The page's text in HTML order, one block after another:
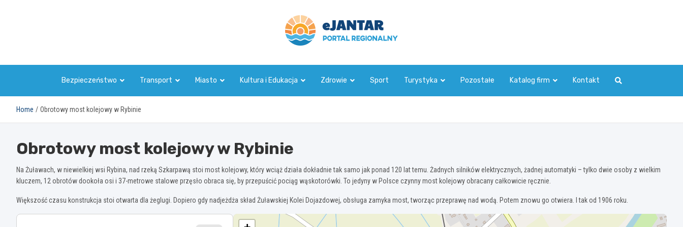
ejantar.pl
Bezpieczeństwo Transport Miasto Kultura i Edukacja Zdrowie Sport Turystyka Pozostałe Katalog firm Kontakt
Home Obrotowy most kolejowy w Rybinie
Obrotowy most kolejowy w Rybinie
Na Żuławach, w niewielkiej wsi Rybina, nad rzeką Szkarpawą stoi most kolejowy, który wciąż działa dokładnie tak samo jak ponad 120 lat temu. Żadnych silników elektrycznych, żadnej automatyki – tylko dwie osoby z wielkim
kluczem, 12 obrotów dookoła osi i 37-metrowe stalowe przęsło obraca się, by przepuścić pociąg wąskotorówki. To jedyny w Polsce czynny most kolejowy obracany całkowicie ręcznie.
Większość czasu konstrukcja stoi otwarta dla żeglugi. Dopiero gdy nadjeżdża skład Żuławskiej Kolei Dojazdowej, obsługa zamyka most, tworząc przeprawę nad wodą. Potem znowu go otwiera. I tak od 1906 roku.